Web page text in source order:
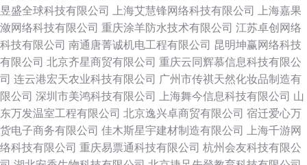
昱盛全球科技有限公司
上海艾慧锋网络科技有限公司
上海嘉果
潋网络科技有限公司 重庆涂羊防水技术有限公司 江苏卓创网络
科技有限公司 南通唐菁诚机电工程有限公司 昆明坤赢网络科技
有限公司 北京齐星商贸有限公司 重庆云同辉慕信息科技有限公
司 连云港宏天农业科技有限公司 广州市传祺天然化妆品制造有
限公司 深圳市美鸿科技有限公司 上海舞今信息科技有限公司 山
东万发温室工程有限公司 北京逸兴卓商贸有限公司 宿迁爱心万
货电子商务有限公司 佳木斯星宇建材制造有限公司
上海千游网
络科技有限公司 重庆易票通科技有限公司 杭州会友科技有限公